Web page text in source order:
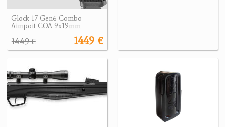
Glock 17 Gen6 Combo
Aimpoit COA 9x19mm
1449 €
1449 €